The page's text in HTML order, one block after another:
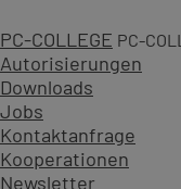
PC-COLLEGE PC-
Autorisierungen
Downloads
Jobs
Kontaktanfrage
Kooperationen
Newsletter
ab 1.290,00 €
(ab 1.535,10 € inkl. 19
Zum Kurs
als Einzel-/
2 Tage
26 Standorte
+ Live Online Schulung